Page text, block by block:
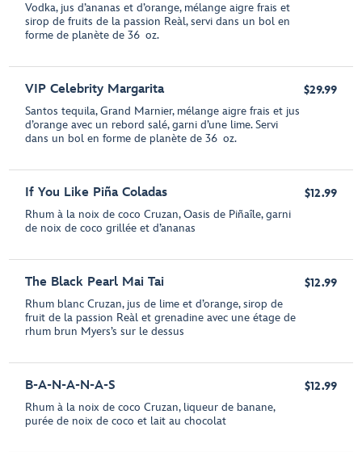
Vodka, jus d’ananas et d’orange, mélange aigre frais et
sirop de fruits de la passion Reàl, servi dans un bol en
forme de planète de 36 oz.
VIP Celebrity Margarita
Santos tequila, Grand Marnier, mélange aigre frais et jus
d’orange avec un rebord salé, garni d’une lime. Servi
dans un bol en forme de planète de 36 oz.
$29.99
If You Like Piña Coladas
Rhum à la noix de coco Cruzan, Oasis de Piñaîle, garni
de noix de coco grillée et d’ananas
$12.99
The Black Pearl Mai Tai
Rhum blanc Cruzan, jus de lime et d’orange, sirop de
fruit de la passion Reàl et grenadine avec une étage de
rhum brun Myers’s sur le dessus
$12.99
B-A-N-A-N-A-S
Rhum à la noix de coco Cruzan, liqueur de banane,
purée de noix de coco et lait au chocolat
$12.99